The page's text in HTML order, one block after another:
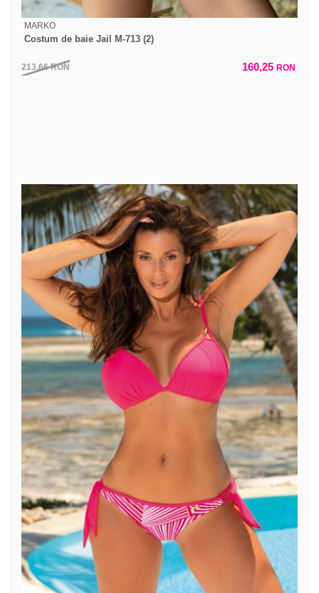
MARKO
Costum de baie Jail M-713 (2)
213,66RON 160,25 RON